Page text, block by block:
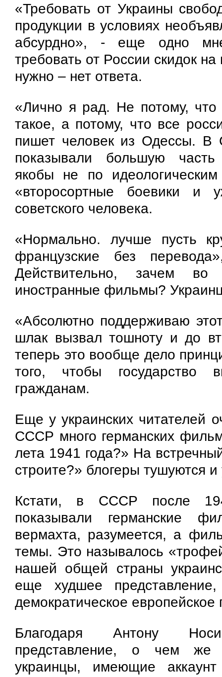
«Требовать от Украины
продукции в условиях
абсурдно», - еще одно
требовать от России скидок
нужно – нет ответа.
«Лично я рад. Не потому, что
такое, а потому, что все
пишет человек из Одессы.
показывали большую часть
якобы не по
«второсортные боевики и
советского человека.
«Нормально. лучше пусть
французские без
Действительно, зачем
иностранные фильмы?
«Абсолютно поддерживаю
шлак вызвал тошноту и до
теперь это вообще дело
того, чтобы государство
гражданам.
Еще у украинских читателей
СССР много германских
лета 1941 года?» На
строите?» блогеры тушуются и
Кстати, в СССР после
показывали германские
вермахта, разумеется, а
темы. Это называлось
нашей общей страны
еще худшее
демократическое европейское
Благодаря Антону
представление, о чем же
украинцы, имеющие